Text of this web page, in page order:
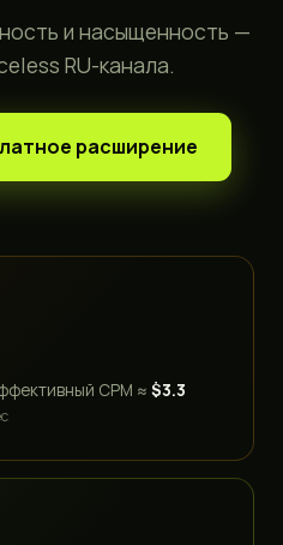
и насыщенность —
RU-канала.
расширение
CPM ≈ $3.3